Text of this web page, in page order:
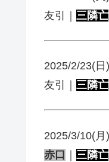
友引｜ 三隣亡
2025/2/23(日)
友引｜ 三隣亡
2025/3/10(月)
赤口 ｜ 三隣亡